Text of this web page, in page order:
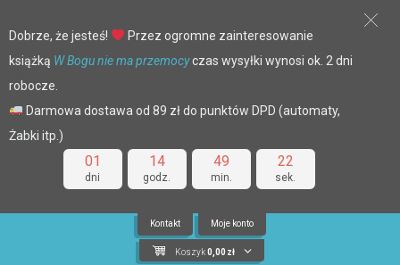
01
dni
14
godz.
49
min.
21
sek.
Dobrze, że jesteś!
Przez ogromne zainteresowanie
książką W Bogu nie ma przemocyczas wysyłki wynosi ok. 2 dni
robocze.
Darmowa dostawa od 89 zł do punktów DPD (automaty,
Żabki itp.)
Kontakt Moje konto
Koszyk 0,00 zł